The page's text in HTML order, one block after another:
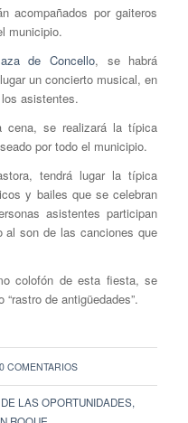
acompañados por gaiteros
municipio.
de Concello, se habrá
un concierto musical, en
asistentes.
se realizará la típica
por todo el municipio.
tendrá lugar la típica
y bailes que se celebran
asistentes participan
al son de las canciones que
colofón de esta fiesta, se
de antigüedades”.
0 COMENTARIOS
LAS OPORTUNIDADES,